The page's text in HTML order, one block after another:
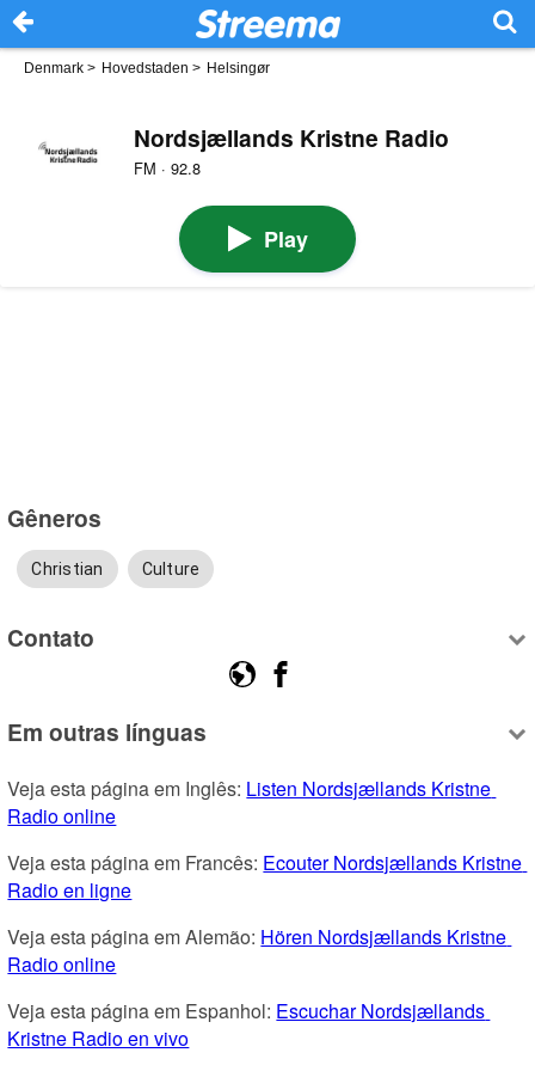
Denmark > Hovedstaden > Helsingør
Nordsjællands Kristne Radio
FM · 92.8
Play
Gêneros
Christian Culture
Contato
Em outras línguas
Veja esta página em Inglês: Listen Nordsjællands Kristne
Radio online
Veja esta página em Francês: Ecouter Nordsjællands Kristne
Radio en ligne
Veja esta página em Alemão: Hören Nordsjællands Kristne
Radio online
Veja esta página em Espanhol: Escuchar Nordsjællands
Kristne Radio en vivo